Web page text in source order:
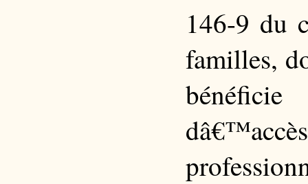
146-9 du
familles,